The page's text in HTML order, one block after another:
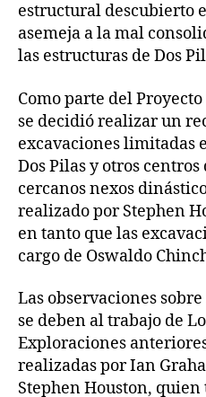
estructural descubierto
asemeja a la mal
las estructuras de Dos
Como parte del
se decidió realizar un
excavaciones limitadas
Dos Pilas y otros
cercanos nexos
realizado por Stephen
en tanto que las
cargo de Oswaldo
Las observaciones
se deben al trabajo de
Exploraciones
realizadas por Ian
Stephen Houston,